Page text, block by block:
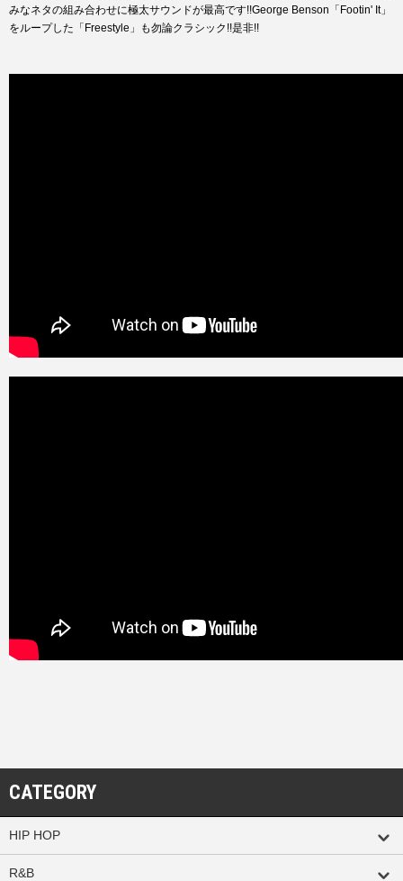
みなネタの組み合わせに極太サウンドが最高です!!George Benson「Footin' It」
をループした「Freestyle」も勿論クラシック!!是非!!
CATEGORY
HIP HOP
R&B